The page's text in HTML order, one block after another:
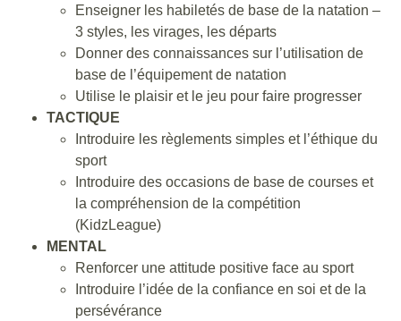
Enseigner les habiletés de base de la natation –
3 styles, les virages, les départs
Donner des connaissances sur l’utilisation de
base de l’équipement de natation
Utilise le plaisir et le jeu pour faire progresser
TACTIQUE
Introduire les règlements simples et l’éthique du
sport
Introduire des occasions de base de courses et
la compréhension de la compétition
(KidzLeague)
MENTAL
Renforcer une attitude positive face au sport
Introduire l’idée de la confiance en soi et de la
persévérance